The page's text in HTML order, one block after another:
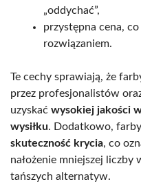
„oddychać”,
przystępna cena,
rozwiązaniem.
Te cechy sprawiają, że
przez profesjonalistów
uzyskać wysokiej jakości
wysiłku. Dodatkowo,
skuteczność krycia, co
nałożenie mniejszej
tańszych alternatyw.